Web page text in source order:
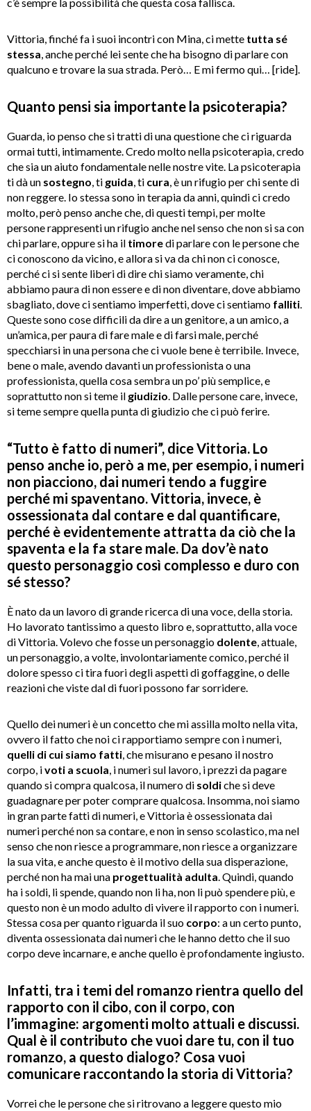
Vittoria, finché fa i suoi incontri con Mina, ci mette tutta sé
stessa, anche perché lei sente che ha bisogno di parlare con
qualcuno e trovare la sua strada. Però… E mi fermo qui… [ride].
Quanto pensi sia importante la psicoterapia?
Guarda, io penso che si tratti di una questione che ci riguarda
ormai tutti, intimamente. Credo molto nella psicoterapia, credo
che sia un aiuto fondamentale nelle nostre vite. La psicoterapia
ti dà un sostegno, ti guida, ti cura, è un rifugio per chi sente di
non reggere. Io stessa sono in terapia da anni, quindi ci credo
molto, però penso anche che, di questi tempi, per molte
persone rappresenti un rifugio anche nel senso che non si sa con
chi parlare, oppure si ha il timoredi parlare con le persone che
ci conoscono da vicino, e allora si va da chi non ci conosce,
perché ci si sente liberi di dire chi siamo veramente, chi
abbiamo paura di non essere e di non diventare, dove abbiamo
sbagliato, dove ci sentiamo imperfetti, dove ci sentiamo falliti.
Queste sono cose difficili da dire a un genitore, a un amico, a
un’amica, per paura di fare male e di farsi male, perché
specchiarsi in una persona che ci vuole bene è terribile. Invece,
bene o male, avendo davanti un professionista o una
professionista, quella cosa sembra un po’ più semplice, e
soprattutto non si teme il giudizio. Dalle persone care, invece,
si teme sempre quella punta di giudizio che ci può ferire.
“Tutto è fatto di numeri”, dice Vittoria. Lo
penso anche io, però a me, per esempio, i numeri
non piacciono, dai numeri tendo a fuggire
perché mi spaventano. Vittoria, invece, è
ossessionata dal contare e dal quantificare,
perché è evidentemente attratta da ciò che la
spaventa e la fa stare male. Da dov’è nato
questo personaggio così complesso e duro con
sé stesso?
È nato da un lavoro di grande ricerca di una voce, della storia.
Ho lavorato tantissimo a questo libro e, soprattutto, alla voce
di Vittoria. Volevo che fosse un personaggio dolente, attuale,
un personaggio, a volte, involontariamente comico, perché il
dolore spesso ci tira fuori degli aspetti di goffaggine, o delle
reazioni che viste dal di fuori possono far sorridere.
Quello dei numeri è un concetto che mi assilla molto nella vita,
ovvero il fatto che noi ci rapportiamo sempre con i numeri,
quelli di cui siamo fatti, che misurano e pesano il nostro
corpo, ivoti a scuola, i numeri sul lavoro, i prezzi da pagare
quando si compra qualcosa, il numero di soldiche si deve
guadagnare per poter comprare qualcosa. Insomma, noi siamo
in gran parte fatti di numeri, e Vittoria è ossessionata dai
numeri perché non sa contare, e non in senso scolastico, ma nel
senso che non riesce a programmare, non riesce a organizzare
la sua vita, e anche questo è il motivo della sua disperazione,
perché non ha mai una progettualità adulta. Quindi, quando
ha i soldi, li spende, quando non li ha, non li può spendere più, e
questo non è un modo adulto di vivere il rapporto con i numeri.
Stessa cosa per quanto riguarda il suo corpo: a un certo punto,
diventa ossessionata dai numeri che le hanno detto che il suo
corpo deve incarnare, e anche quello è profondamente ingiusto.
Infatti, tra i temi del romanzo rientra quello del
rapporto con il cibo, con il corpo, con
l’immagine: argomenti molto attuali e discussi.
Qual è il contributo che vuoi dare tu, con il tuo
romanzo, a questo dialogo? Cosa vuoi
comunicare raccontando la storia di Vittoria?
Vorrei che le persone che si ritrovano a leggere questo mio